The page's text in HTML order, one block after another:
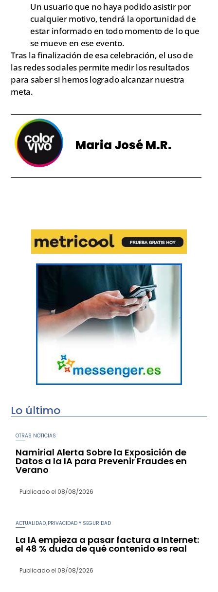
Un usuario que no haya podido asistir por
cualquier motivo, tendrá la oportunidad de
estar informado en todo momento de lo que
se mueve en ese evento.
Tras la finalización de esa celebración, el uso de
las redes sociales permite medir los resultados
para saber si hemos logrado alcanzar nuestra
meta.
Maria José M.R.
Lo último
OTRAS NOTICIAS
Namirial Alerta Sobre la Exposición de
Datos a la IA para Prevenir Fraudes en
Verano
Publicado el 08/08/2026
ACTUALIDAD PRIVACIDAD Y SEGURIDAD
La IA empieza a pasar factura a Internet:
el 48 % duda de qué contenido es real
Publicado el 08/08/2026